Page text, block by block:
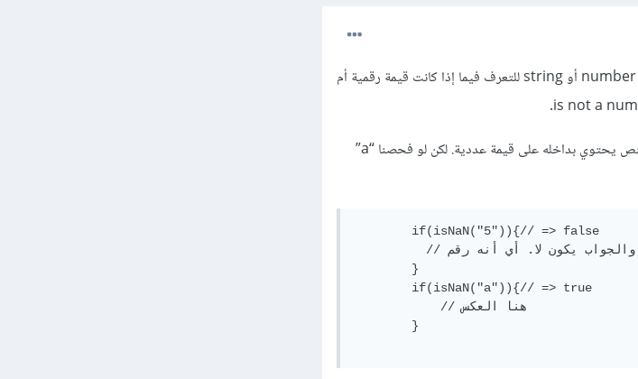
في javascript نستخدم الدالة isNaN لفحص القيم من نوع number أو string للتعرف فيما إذا كانت قيمة رقمية أم
مثلا “5” عند فحصها ب isNaN فإن النتيجة تكون false لأن النص يحتوي بداخله على قيمة عددية. لكن لو فحصنا “a”